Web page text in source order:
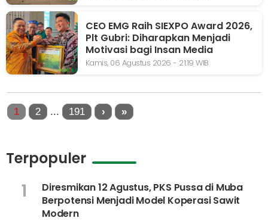
CEO EMG Raih SIEXPO Award 2026,
Plt Gubri: Diharapkan Menjadi
Motivasi bagi Insan Media
Kamis, 06 Agustus 2026 - 21:19 WIB
1 2 ... 191 › »
Terpopuler
1
Diresmikan 12 Agustus, PKS Pussa di Muba
Berpotensi Menjadi Model Koperasi Sawit
Modern